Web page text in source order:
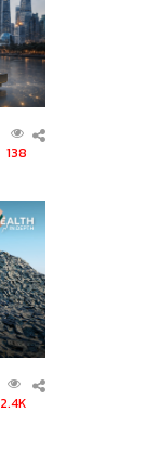
138
2.4K